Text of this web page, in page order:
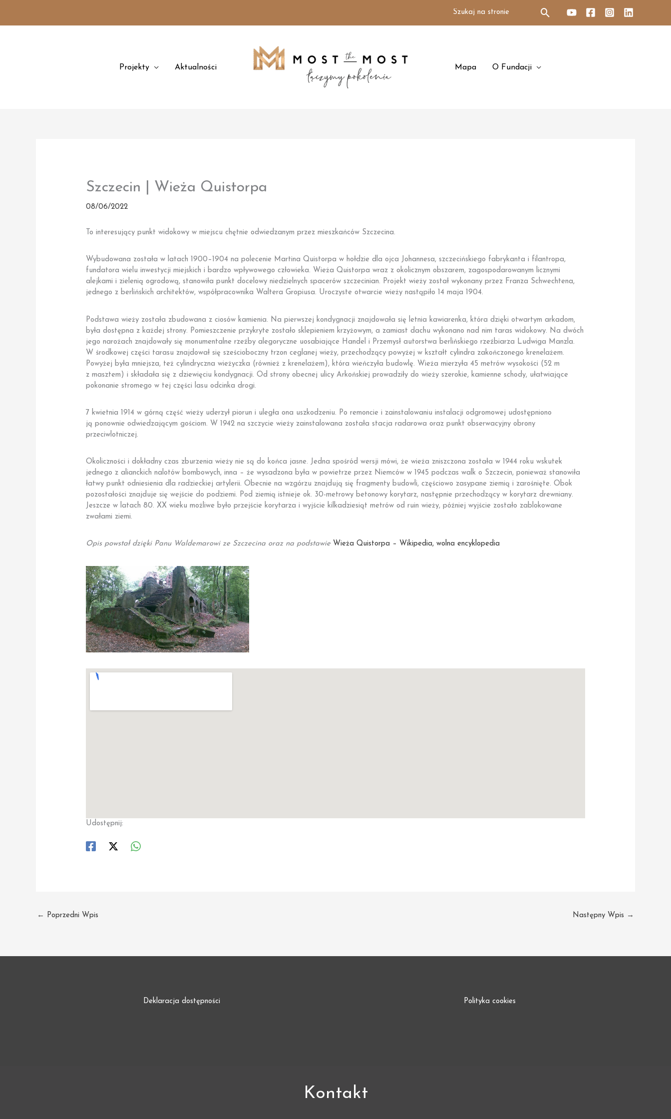
treści
for:
Projekty Aktualności Mapa O Fundacji
Szczecin | Wieża Quistorpa
08/06/2022
To interesujący punkt widokowy w miejscu chętnie odwiedzanym przez mieszkańców Szczecina.
Wybudowana została w latach 1900–1904 na polecenie Martina Quistorpa w hołdzie dla ojca Johannesa, szczecińskiego fabrykanta i filantropa,
fundatora wielu inwestycji miejskich i bardzo wpływowego człowieka. Wieża Quistorpa wraz z okolicznym obszarem, zagospodarowanym licznymi
alejkami i zielenią ogrodową, stanowiła punkt docelowy niedzielnych spacerów szczecinian. Projekt wieży został wykonany przez Franza Schwechtena,
jednego z berlińskich architektów, współpracownika Waltera Gropiusa. Uroczyste otwarcie wieży nastąpiło 14 maja 1904.
Podstawa wieży została zbudowana z ciosów kamienia. Na pierwszej kondygnacji znajdowała się letnia kawiarenka, która dzięki otwartym arkadom,
była dostępna z każdej strony. Pomieszczenie przykryte zostało sklepieniem krzyżowym, a zamiast dachu wykonano nad nim taras widokowy. Na dwóch
jego narożach znajdowały się monumentalne rzeźby alegoryczne uosabiające Handel i Przemysł autorstwa berlińskiego rzeźbiarza Ludwiga Manzla.
W środkowej części tarasu znajdował się sześcioboczny trzon ceglanej wieży, przechodzący powyżej w kształt cylindra zakończonego krenelażem.
Powyżej była mniejsza, też cylindryczna wieżyczka (również z krenelażem), która wieńczyła budowlę. Wieża mierzyła 45 metrów wysokości (52 m
z masztem) i składała się z dziewięciu kondygnacji. Od strony obecnej ulicy Arkońskiej prowadziły do wieży szerokie, kamienne schody, ułatwiające
pokonanie stromego w tej części lasu odcinka drogi.
7 kwietnia 1914 w górną część wieży uderzył piorun i uległa ona uszkodzeniu. Po remoncie i zainstalowaniu instalacji odgromowej udostępniono
ją ponownie odwiedzającym gościom. W 1942 na szczycie wieży zainstalowana została stacja radarowa oraz punkt obserwacyjny obrony
przeciwlotniczej.
Okoliczności i dokładny czas zburzenia wieży nie są do końca jasne. Jedna spośród wersji mówi, że wieża zniszczona została w 1944 roku wskutek
jednego z alianckich nalotów bombowych, inna – że wysadzona była w powietrze przez Niemców w 1945 podczas walk o Szczecin, ponieważ stanowiła
łatwy punkt odniesienia dla radzieckiej artylerii. Obecnie na wzgórzu znajdują się fragmenty budowli, częściowo zasypane ziemią i zarośnięte. Obok
pozostałości znajduje się wejście do podziemi. Pod ziemią istnieje ok. 30-metrowy betonowy korytarz, następnie przechodzący w korytarz drewniany.
Jeszcze w latach 80. XX wieku możliwe było przejście korytarza i wyjście kilkadziesiąt metrów od ruin wieży, później wyjście zostało zablokowane
zwałami ziemi.
Opis powstał dzięki Panu Waldemarowi ze Szczecina oraz na podstawie Wieża Quistorpa – Wikipedia, wolna encyklopedia
Udostępnij:
← Poprzedni Wpis Następny Wpis →
Deklaracja dostępności Polityka cookies
Kontakt